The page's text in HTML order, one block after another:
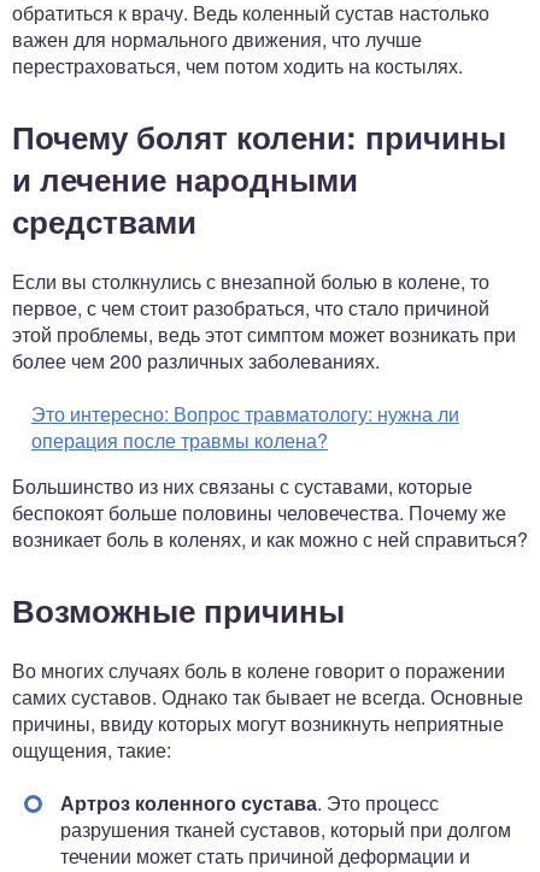
обратиться к врачу. Ведь коленный сустав настолько
важен для нормального движения, что лучше
перестраховаться, чем потом ходить на костылях.
Почему болят колени: причины
и лечение народными
средствами
Если вы столкнулись с внезапной болью в колене, то
первое, с чем стоит разобраться, что стало причиной
этой проблемы, ведь этот симптом может возникать при
более чем 200 различных заболеваниях.
Это интересно: Вопрос травматологу: нужна ли
операция после травмы колена?
Большинство из них связаны с суставами, которые
беспокоят больше половины человечества. Почему же
возникает боль в коленях, и как можно с ней справиться?
Возможные причины
Во многих случаях боль в колене говорит о поражении
самих суставов. Однако так бывает не всегда. Основные
причины, ввиду которых могут возникнуть неприятные
ощущения, такие:
Артроз коленного сустава. Это процесс
разрушения тканей суставов, который при долгом
течении может стать причиной деформации и